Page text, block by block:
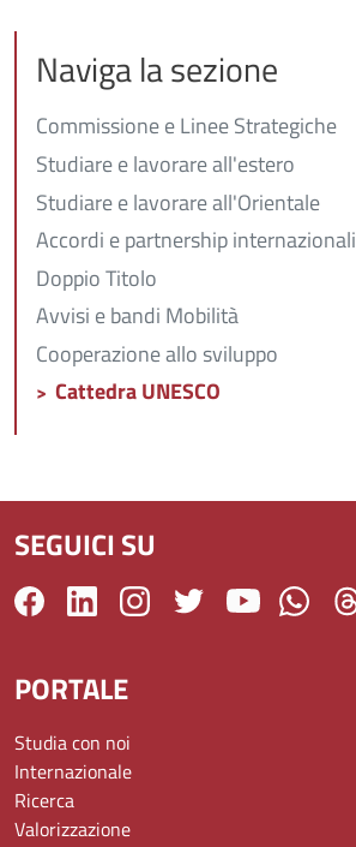
Naviga la sezione
Commissione e Linee Strategiche
Studiare e lavorare all'estero
Studiare e lavorare all'Orientale
Accordi e partnership internazionali
Doppio Titolo
Avvisi e bandi Mobilità
Cooperazione allo sviluppo
Cattedra UNESCO
SEGUICI SU
PORTALE
Studia con noi
Internazionale
Ricerca
Valorizzazione